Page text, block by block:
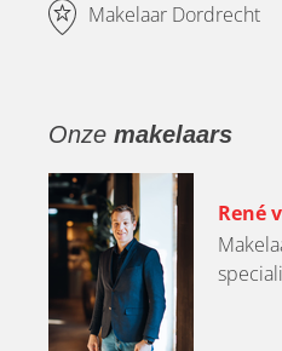
Makelaar Dordrecht
Onze makelaars
René